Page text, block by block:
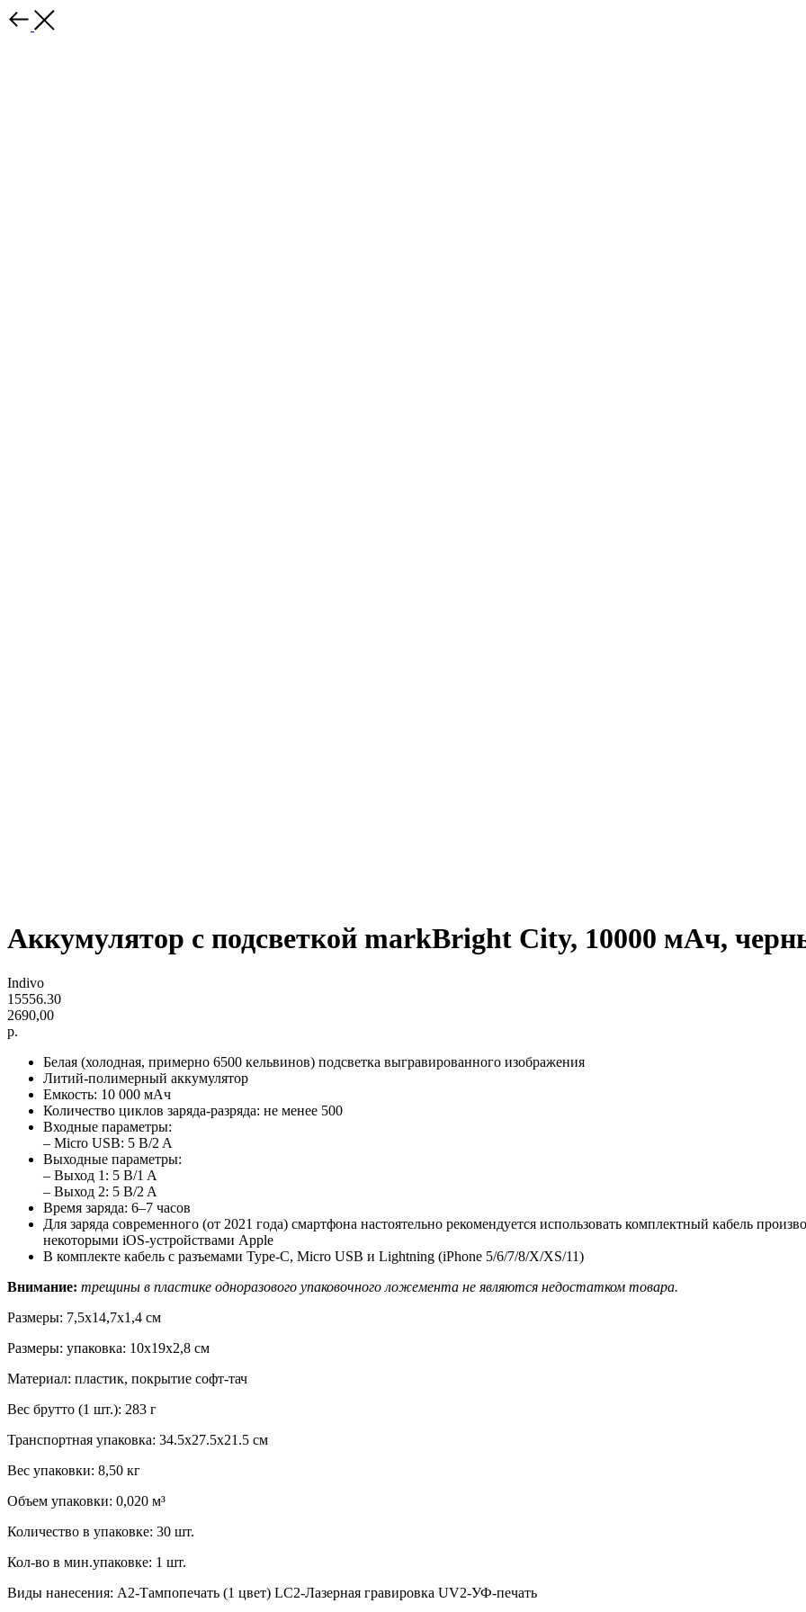
Аккумулятор с подсветкой markBright City, 10000 мАч,
Indivo
15556.30
2690,00
р.
Белая (холодная, примерно 6500 кельвинов) подсветка выгравированного изображения
Литий-полимерный аккумулятор
Емкость: 10 000 мАч
Количество циклов заряда-разряда: не менее 500
Входные параметры:
– Micro USB: 5 B/2 A
Выходные параметры:
– Выход 1: 5 B/1 A
– Выход 2: 5 B/2 A
Время заряда: 6–7 часов
Для заряда современного (от 2021 года) смартфона настоятельно рекомендуется использовать комплектный кабель
некоторыми iOS-устройствами Apple
В комплекте кабель с разъемами Type-C, Micro USB и Lightning (iPhone 5/6/7/8/X/XS/11)
Внимание: трещины в пластике одноразового упаковочного ложемента не являются недостатком товара.
Размеры: 7,5х14,7х1,4 см
Размеры: упаковка: 10х19х2,8 см
Материал: пластик, покрытие софт-тач
Вес брутто (1 шт.): 283 г
Транспортная упаковка: 34.5x27.5x21.5 см
Вес упаковки: 8,50 кг
Объем упаковки: 0,020 м³
Количество в упаковке: 30 шт.
Кол-во в мин.упаковке: 1 шт.
Виды нанесения: A2-Тампопечать (1 цвет) LC2-Лазерная гравировка UV2-УФ-печать